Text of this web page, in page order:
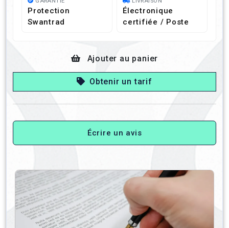
Protection
Swantrad
Électronique
certifiée / Poste
Ajouter au panier
Obtenir un tarif
Écrire un avis